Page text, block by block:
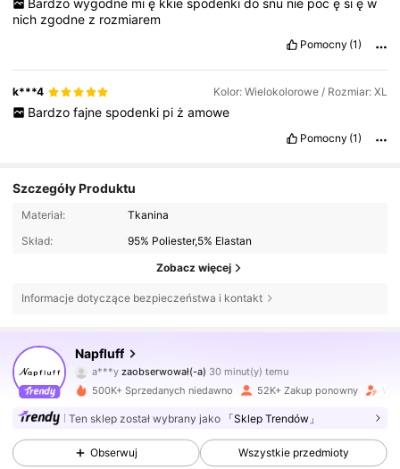
Bardzo wygodne mi ę kkie spodenki do snu nie poc ę si ę w
nich zgodne z rozmiarem
Pomocny (1)
k***4 Kolor: Wielokolorowe / Rozmiar: XL
Bardzo fajne spodenki pi ż amowe
Pomocny (1)
Szczegóły Produktu
Materiał:
Tkanina
Skład:
95% Poliester,5% Elastan
Zobacz więcej
Informacje dotyczące bezpieczeństwa i kontakt
Napfluff
4,76 44K Obserwujący
a***yzaobserwował(-a)
a***9 przegląda
4,76
44K Obserwujący
4,76 44K Obserwujący
500K+ Sprzedanych niedawno 52K+ Zakup ponowny
Ten sklep został wybrany jako 「Sklep Trendów」
Obserwuj Wszystkie przedmioty